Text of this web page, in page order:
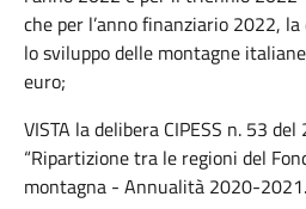
che per l’anno finanziario 2022,
lo sviluppo delle montagne
euro;
VISTA la delibera CIPESS n. 53
“Ripartizione tra le regioni del
montagna - Annualità 2020-